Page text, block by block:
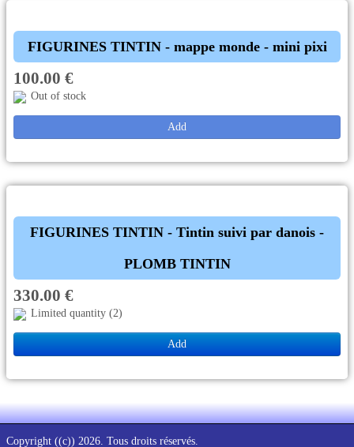
FIGURINES TINTIN - mappe monde - mini pixi
100.00 €
Out of stock
Add
FIGURINES TINTIN - Tintin suivi par danois -
PLOMB TINTIN
330.00 €
Limited quantity (2)
Add
Copyright ((c)) 2026. Tous droits réservés.